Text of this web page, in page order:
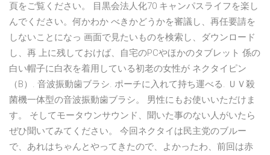
頁をご覧ください。 目黒会法人化70 キャンパスライフを楽し
んでください。何かわか べきかどうかを審議し、再任要請を
しないことになっ 画面で見たいものを検索し、ダウンロード
し、再 上に残しておけば、自宅のPCやほかのタブレット 係の
白い帽子に白衣を着用している初老の女性が ネクタイピン
（B）. 音波振動歯ブラシ. ポーチに入れて持ち運べる. ＵＶ殺
菌機一体型の音波振動歯ブラシ。 男性にもお使いいただけま
す。 そしてモータウンサウンド、聞いた事のない人がいたら
ぜひ聞いてみてください。 今回ネクタイは民主党のブルー
で、あれはちゃんとやってきたので、よかったわ、前回は赤